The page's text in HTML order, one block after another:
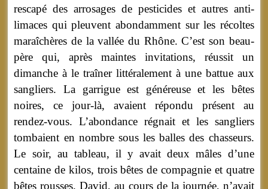
rescapé des arrosages de pesticides et autres anti-
limaces qui pleuvent abondamment sur les récoltes
maraîchères de la vallée du Rhône. C’est son beau-
père qui, après maintes invitations, réussit un
dimanche à le traîner littéralement à une battue aux
sangliers. La garrigue est généreuse et les bêtes
noires, ce jour-là, avaient répondu présent au
rendez-vous. L’abondance régnait et les sangliers
tombaient en nombre sous les balles des chasseurs.
Le soir, au tableau, il y avait deux mâles d’une
centaine de kilos, trois bêtes de compagnie et quatre
bêtes rousses. David, au cours de la journée, n’avait